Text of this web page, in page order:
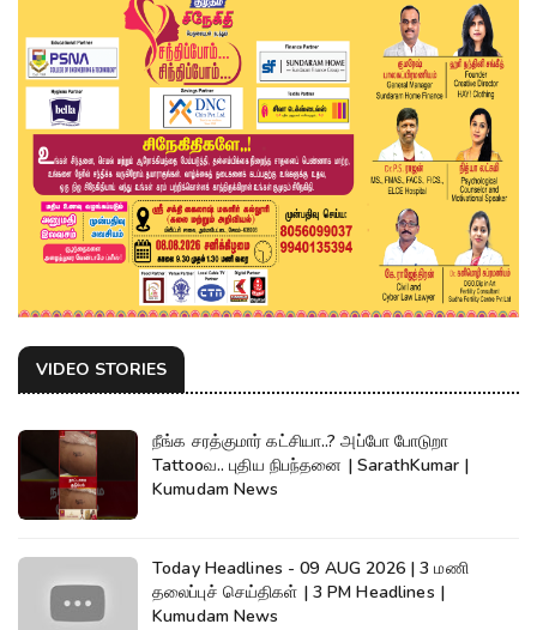
VIDEO STORIES
நீங்க சரத்குமார் கட்சியா..? அப்போ போடுறா
Tattooவ.. புதிய நிபந்தனை | SarathKumar |
Kumudam News
Today Headlines - 09 AUG 2026 | 3 மணி
தலைப்புச் செய்திகள் | 3 PM Headlines |
Kumudam News